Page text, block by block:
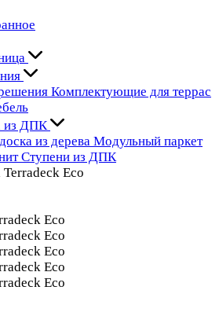
Комплектующие для террас
из ДПК
из дерева Модульный паркет
Ступени из ДПК
Terradeck Eco